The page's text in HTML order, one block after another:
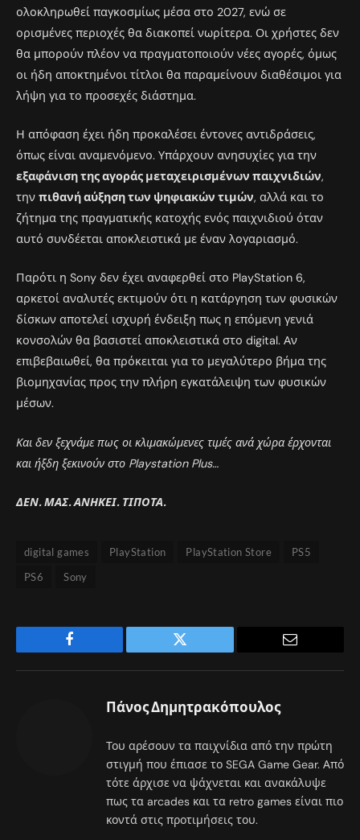
ολοκληρωθεί παγκοσμίως μέσα στο 2027, ενώ σε
ορισμένες περιοχές θα διακοπεί νωρίτερα. Οι χρήστες δεν
θα μπορούν πλέον να πραγματοποιούν νέες αγορές, όμως
οι ήδη αποκτημένοι τίτλοι θα παραμείνουν διαθέσιμοι για
λήψη για το προσεχές διάστημα.
Η απόφαση έχει ήδη προκαλέσει έντονες αντιδράσεις,
όπως είναι αναμενόμενο. Υπάρχουν ανησυχίες για την
εξαφάνιση της αγοράς μεταχειρισμένων παιχνιδιών,
την πιθανή αύξηση των ψηφιακών τιμών, αλλά και το
ζήτημα της πραγματικής κατοχής ενός παιχνιδιού όταν
αυτό συνδέεται αποκλειστικά με έναν λογαριασμό.
Παρότι η Sony δεν έχει αναφερθεί στο PlayStation 6,
αρκετοί αναλυτές εκτιμούν ότι η κατάργηση των φυσικών
δίσκων αποτελεί ισχυρή ένδειξη πως η επόμενη γενιά
κονσολών θα βασιστεί αποκλειστικά στο digital. Αν
επιβεβαιωθεί, θα πρόκειται για το μεγαλύτερο βήμα της
βιομηχανίας προς την πλήρη εγκατάλειψη των φυσικών
μέσων.
Και δεν ξεχνάμε πως οι κλιμακώμενες τιμές ανά χώρα έρχονται
και ήξδη ξεκινούν στο Playstation Plus…
ΔΕΝ. ΜΑΣ. ΑΝΗΚΕΙ. ΤΙΠΟΤΑ.
digital games PlayStation PlayStation Store
PS5
PS6
Sony
Facebook Twitter Email
Πάνος Δημητρακόπουλος
Του αρέσουν τα παιχνίδια από την πρώτη
στιγμή που έπιασε το SEGA Game Gear. Από
τότε άρχισε να ψάχνεται και ανακάλυψε
πως τα arcades και τα retro games είναι πιο
κοντά στις προτιμήσεις του.